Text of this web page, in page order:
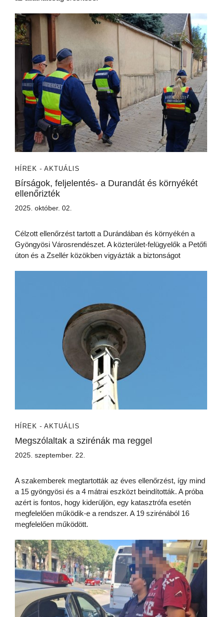
HÍREK - AKTUÁLIS
Bírságok, feljelentés- a Durandát és környékét
ellenőrizték
2025. október. 02.
Célzott ellenőrzést tartott a Durándában és környékén a
Gyöngyösi Városrendészet. A közterület-felügyelők a Petőfi
úton és a Zsellér közökben vigyázták a biztonságot
HÍREK - AKTUÁLIS
Megszólaltak a szirénák ma reggel
2025. szeptember. 22.
A szakemberek megtartották az éves ellenőrzést, így mind
a 15 gyöngyösi és a 4 mátrai eszközt beindították. A próba
azért is fontos, hogy kiderüljön, egy katasztrófa esetén
megfelelően működik-e a rendszer. A 19 szirénából 16
megfelelően működött.